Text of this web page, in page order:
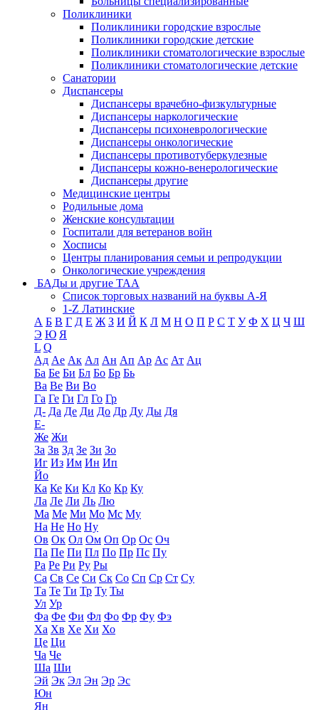
Поликлиники
Поликлиники городские взрослые
Поликлиники городские детские
Поликлиники стоматологические взрослые
Поликлиники стоматологические детские
Санатории
Диспансеры
Диспансеры врачебно-физкультурные
Диспансеры наркологические
Диспансеры психоневрологические
Диспансеры онкологические
Диспансеры противотуберкулезные
Диспансеры кожно-венерологические
Диспансеры другие
Медицинские центры
Родильные дома
Женские консультации
Госпитали для ветеранов войн
Хосписы
Центры планирования семьи и репродукции
Онкологические учреждения
БАДы и другие ТАА
Список торговых названий на буквы А-Я
1-Z Латинские
А Б В Г Д Е Ж З И Й К Л М Н О П Р С Т У Ф Х Ц Ч Ш
Э Ю Я
L Q
Ад Ае Ак Ал Ан Ап Ар Ас Ат Ац
Ба Бе Би Бл Бо Бр Бь
Ва Ве Ви Во
Га Ге Ги Гл Го Гр
Д- Да Де Ди До Др Ду Ды Дя
Е-
Же Жи
За Зв Зд Зе Зи Зо
Иг Из Им Ин Ип
Йо
Ка Ке Ки Кл Ко Кр Ку
Ла Ле Ли Ль Лю
Ма Ме Ми Мо Мс Му
На Не Но Ну
Ов Ок Ол Ом Оп Ор Ос Оч
Па Пе Пи Пл По Пр Пс Пу
Ра Ре Ри Ру Ры
Са Св Се Си Ск Со Сп Ср Ст Су
Та Те Ти Тр Ту Ты
Ул Ур
Фа Фе Фи Фл Фо Фр Фу Фэ
Ха Хв Хе Хи Хо
Це Ци
Ча Че
Ша Ши
Эй Эк Эл Эн Эр Эс
Юн
Ян